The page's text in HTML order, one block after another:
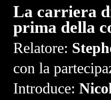
La carriera
prima della
Relatore:
con la
Introduce: